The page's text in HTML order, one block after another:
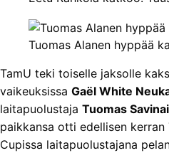
Tuomas Alanen hyppää
TamU teki toiselle jaksolle
vaikeuksissa Gaël White
laitapuolustaja Tuomas
paikkansa otti edellisen kerran
Cupissa laitapuolustajana